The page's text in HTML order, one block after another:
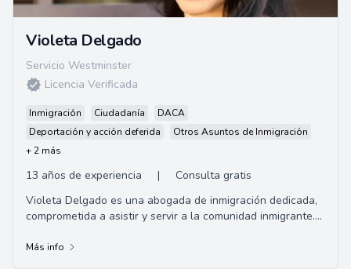
Violeta Delgado
Servicio Westminster
Licencia Verificada
Inmigración Ciudadanía
DACA
Deportación y acción deferida
Otros Asuntos de Inmigración
+ 2 más
13 años de experiencia |
Consulta gratis
Violeta Delgado es una abogada de inmigración dedicada,
comprometida a asistir y servir a la comunidad inmigrante.
Más info